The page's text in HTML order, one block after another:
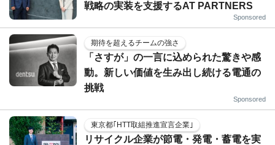
戦略の実装を支援するAT PARTNERS
Sponsored
期待を超えるチームの強さ
「さすが」の一言に込められた驚きや感
動。新しい価値を生み出し続ける電通の
挑戦
Sponsored
東京都｢HTT取組推進宣言企業｣
リサイクル企業が節電・発電・蓄電を実